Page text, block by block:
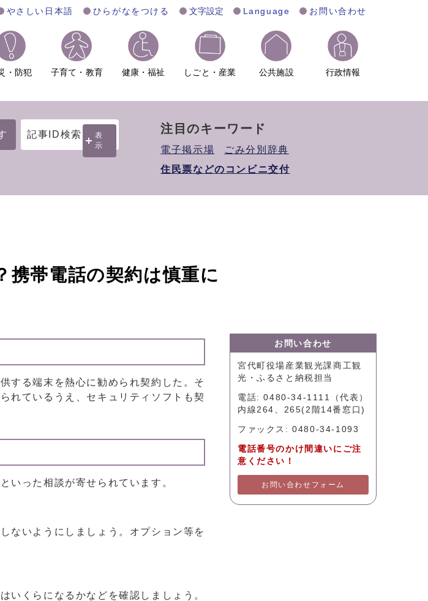
やさしい日本語 ひらがなをつける 文字設定 Language お問い合わせ
・防犯 子育て・教育 健康・福祉 しごと・産業 公共施設 行政情報
記事ID検索
表
示
注目のキーワード
電子掲示場
ごみ分別辞典
住民票などのコンビニ交付
帯電話の契約は慎重に
する端末を熱心に勧められ契約した。そ
れているうえ、セキュリティソフトも契
いった相談が寄せられています。
ないようにしましょう。オプション等を
いくらになるかなどを確認しましょう。
お問い合わせ
宮代町役場産業観光課商工観
光・ふるさと納税担当
電話: 0480-34-1111（代表）
内線264、265(2階14番窓口)
ファックス: 0480-34-1093
電話番号のかけ間違いにご注
意ください！
お問い合わせフォーム